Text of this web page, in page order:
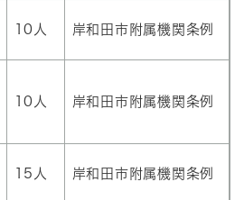
10人 岸和田市附属機関条例
10人 岸和田市附属機関条例
15人 岸和田市附属機関条例